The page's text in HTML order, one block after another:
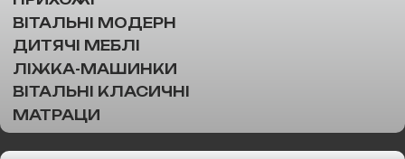
ВІТАЛЬНІ МОДЕРН
ДИТЯЧІ МЕБЛІ
ЛІЖКА-МАШИНКИ
ВІТАЛЬНІ КЛАСИЧНІ
МАТРАЦИ